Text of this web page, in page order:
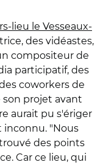
lieu le Vesseaux-
des vidéastes,
compositeur de
participatif, des
coworkers de
son projet avant
aurait pu s'ériger
inconnu. "Nous
des points
Car ce lieu, qui